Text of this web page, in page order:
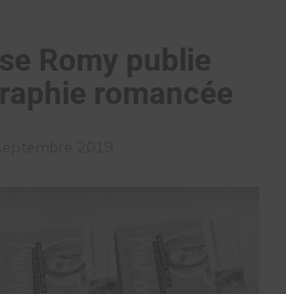
Romy publie
romancée